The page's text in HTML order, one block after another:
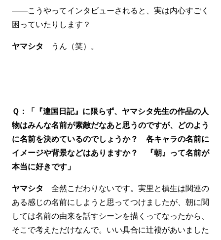
――こうやってインタビューされると、実は内心すごく
困っていたりします？
ヤマシタ うん（笑）。
Ｑ：「『違国日記』に限らず、ヤマシタ先生の作品の人
物はみんな名前が素敵だなあと思うのですが、どのよう
に名前を決めているのでしょうか？ 各キャラの名前に
イメージや背景などはありますか？ 『朝』って名前が
本当に好きです」
ヤマシタ 全然こだわりないです。実里と槙生は関連の
ある感じの名前にしようと思ってつけましたが、朝に関
しては名前の由来を話すシーンを描くってなったから、
そこで考えただけなんで。いい具合に辻褄があいました